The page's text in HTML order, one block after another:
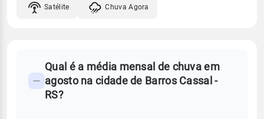
Satélite Chuva Agora
Perguntas
frequentes
Qual é a média mensal de chuva em
agosto na cidade de Barros Cassal -
RS?